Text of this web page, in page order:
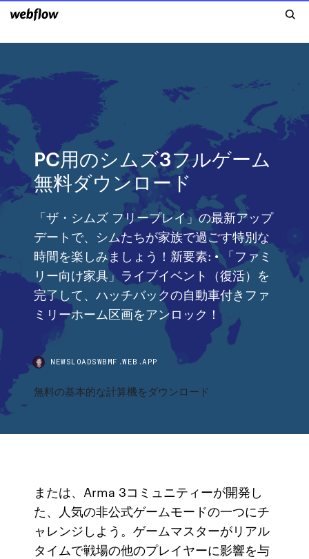
PC用のシムズ3フルゲーム
無料ダウンロード
「ザ・シムズ フリープレイ」の最新アップ
デートで、シムたちが家族で過ごす特別な
時間を楽しみましょう！新要素: • 「ファミ
リー向け家具」ライブイベント（復活）を
完了して、ハッチバックの自動車付きファ
ミリーホーム区画をアンロック！
NEWSLOADSWBMF.WEB.APP
無料の基本的な計算機をダウンロード
または、Arma 3コミュニティーが開発し
た、人気の非公式ゲームモードの一つにチ
ャレンジしよう。ゲームマスターがリアル
タイムで戦場の他のプレイヤーに影響を与